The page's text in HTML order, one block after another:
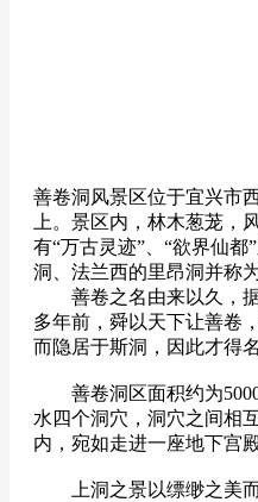
善卷洞风景区位于宜兴市
上。景区内，林木葱茏，
有“万古灵迹”、“欲界仙都
洞、法兰西的里昂洞并称
善卷之名由来以久，据
多年前，舜以天下让善卷
而隐居于斯洞，因此才得名
善卷洞区面积约为5000
水四个洞穴，洞穴之间相
内，宛如走进一座地下宫殿
上洞之景以缥缈之美而